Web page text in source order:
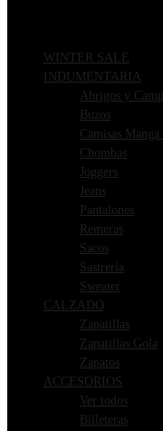
WINTER SALE
INDUMENTARIA
Abrigos y
Buzos
Camisas
Chombas
Joggers
Jeans
Pantalones
Remeras
Sacos
Sastrería
Sweater
CALZADO
Zapatillas
Zapatillas Gola
Zapatos
ACCESORIOS
Ver todos
Billeteras